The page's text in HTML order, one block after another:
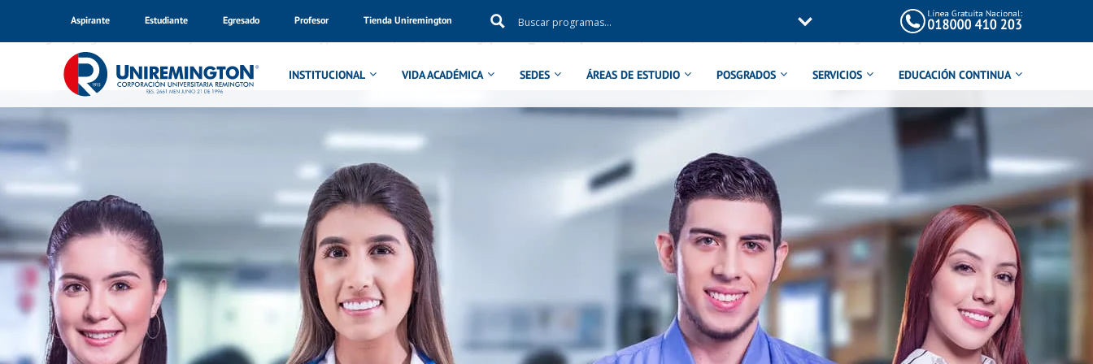
Aspirante Estudiante Egresado Profesor Tienda Uniremington
INSTITUCIONAL VIDA ACADÉMICA SEDES ÁREAS DE ESTUDIO POSGRADOS SERVICIOS EDUCACIÓN CONTINUA
/aux/uniremig/public_html/wp-content/themes/eduma/inc/templates/page-title.php on line 114
Inicio